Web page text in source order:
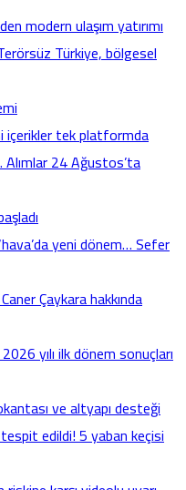
modern ulaşım yatırımı
Türkiye, bölgesel
içerikler tek platformda
Alımlar 24 Ağustos’ta
yeni dönem… Sefer
Çaykara hakkında
yılı ilk dönem sonuçları
ve altyapı desteği
edildi! 5 yaban keçisi